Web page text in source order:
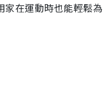
家在運動時也能輕鬆為